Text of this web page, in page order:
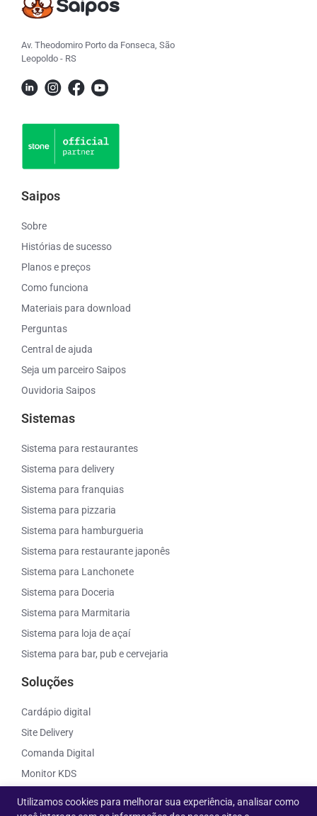
Av. Theodomiro Porto da Fonseca, São
Leopoldo - RS
Saipos
Sobre
Histórias de sucesso
Planos e preços
Como funciona
Materiais para download
Perguntas
Central de ajuda
Seja um parceiro Saipos
Ouvidoria Saipos
Sistemas
Sistema para restaurantes
Sistema para delivery
Sistema para franquias
Sistema para pizzaria
Sistema para hamburgueria
Sistema para restaurante japonês
Sistema para Lanchonete
Sistema para Doceria
Sistema para Marmitaria
Sistema para loja de açaí
Sistema para bar, pub e cervejaria
Soluções
Cardápio digital
Site Delivery
Comanda Digital
Monitor KDS
Utilizamos cookies para melhorar sua experiência, analisar como